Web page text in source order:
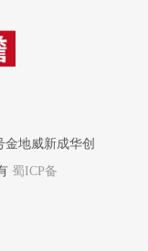
金地威新成华创
蜀ICP备